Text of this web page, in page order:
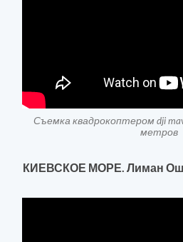
Съемка квадрокоптером dji
метров
КИЕВСКОЕ МОРЕ. Лиман